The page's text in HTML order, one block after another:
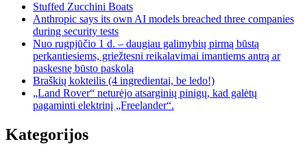
Stuffed Zucchini Boats
Anthropic says its own AI models breached three companies
during security tests
Nuo rugpjūčio 1 d. – daugiau galimybių pirmą būstą
perkantiesiems, griežtesni reikalavimai imantiems antrą ar
paskesnę būsto paskolą
Braškių kokteilis (4 ingredientai, be ledo!)
„Land Rover“ neturėjo atsarginių pinigų, kad galėtų
pagaminti elektrinį „Freelander“.
Kategorijos